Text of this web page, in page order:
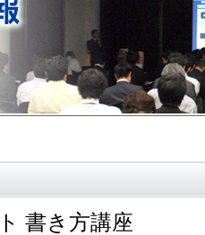
書き方講座